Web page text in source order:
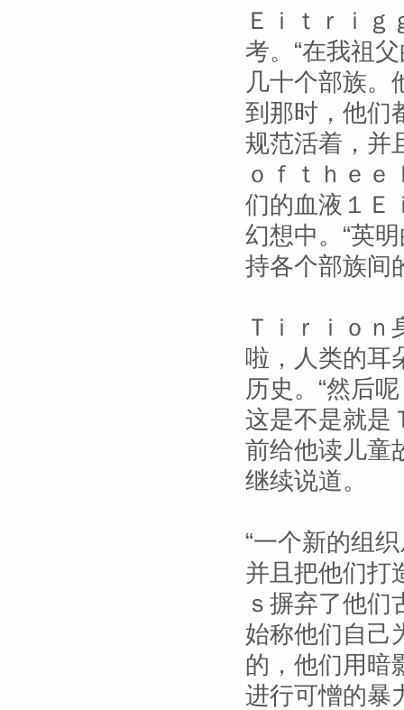
Ｅｉｔｒｉｇ
考。“在我祖
几十个部族。
到那时，他们
规范活着，并
ｏｆｔｈｅ
们的血液１Ｅ
幻想中。“英
持各个部族间
Ｔｉｒｉｏ
啦，人类的耳
历史。“然后
这是不是就是
前给他读儿童
继续说道。
“一个新的组
并且把他们打
ｓ摒弃了他
始称他们自己
的，他们用暗
进行可憎的暴